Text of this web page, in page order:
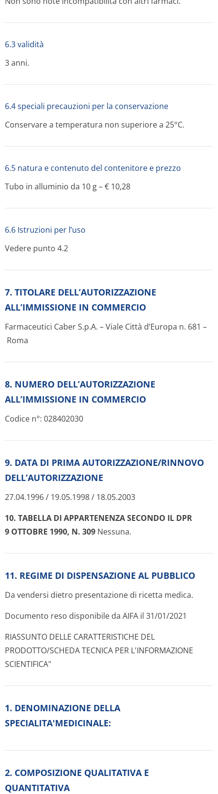
6.3 validità
3 anni.
6.4 speciali precauzioni per la conservazione
Conservare a temperatura non superiore a 25°C.
6.5 natura e contenuto del contenitore e prezzo
Tubo in alluminio da 10 g – € 10,28
6.6 Istruzioni per l’uso
Vedere punto 4.2
7. TITOLARE DELL’AUTORIZZAZIONE
ALL’IMMISSIONE IN COMMERCIO
Farmaceutici Caber S.p.A. – Viale Città d’Europa n. 681 –
Roma
8. NUMERO DELL’AUTORIZZAZIONE
ALL’IMMISSIONE IN COMMERCIO
Codice n°: 028402030
9. DATA DI PRIMA AUTORIZZAZIONE/RINNOVO
DELL’AUTORIZZAZIONE
27.04.1996 / 19.05.1998 / 18.05.2003
10. TABELLA DI APPARTENENZA SECONDO IL DPR
9 OTTOBRE 1990, N. 309 Nessuna.
11. REGIME DI DISPENSAZIONE AL PUBBLICO
Da vendersi dietro presentazione di ricetta medica.
Documento reso disponibile da AIFA il 31/01/2021
RIASSUNTO DELLE CARATTERISTICHE DEL
PRODOTTO/SCHEDA TECNICA PER L'INFORMAZIONE
SCIENTIFICA"
1. DENOMINAZIONE DELLA
SPECIALITA'MEDICINALE:
2. COMPOSIZIONE QUALITATIVA E
QUANTITATIVA